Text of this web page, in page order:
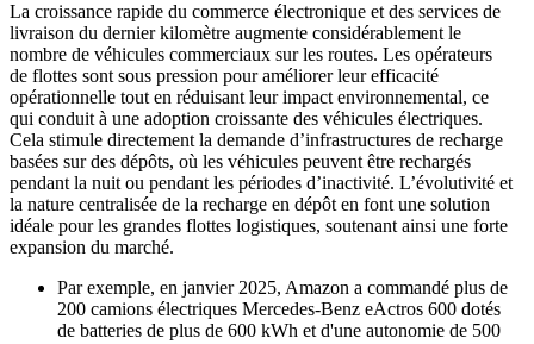
La croissance rapide du commerce électronique et des services de
livraison du dernier kilomètre augmente considérablement le
nombre de véhicules commerciaux sur les routes. Les opérateurs
de flottes sont sous pression pour améliorer leur efficacité
opérationnelle tout en réduisant leur impact environnemental, ce
qui conduit à une adoption croissante des véhicules électriques.
Cela stimule directement la demande d’infrastructures de recharge
basées sur des dépôts, où les véhicules peuvent être rechargés
pendant la nuit ou pendant les périodes d’inactivité. L’évolutivité et
la nature centralisée de la recharge en dépôt en font une solution
idéale pour les grandes flottes logistiques, soutenant ainsi une forte
expansion du marché.
Par exemple, en janvier 2025, Amazon a commandé plus de
200 camions électriques Mercedes-Benz eActros 600 dotés
de batteries de plus de 600 kWh et d'une autonomie de 500